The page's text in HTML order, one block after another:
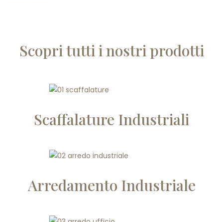
Scopri tutti i nostri prodotti
Scaffalature Industriali
Arredamento Industriale